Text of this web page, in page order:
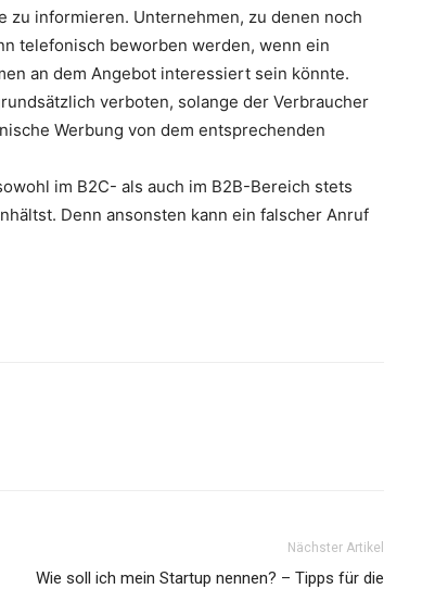
zu informieren. Unternehmen, zu denen noch
telefonisch beworben werden, wenn ein
an dem Angebot interessiert sein könnte.
verboten, solange der Verbraucher
Werbung von dem entsprechenden
im B2C- als auch im B2B-Bereich stets
Denn ansonsten kann ein falscher Anruf
Nächster Artikel
Wie soll ich mein Startup nennen? – Tipps für die